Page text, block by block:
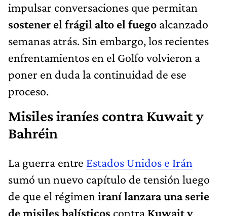
impulsar conversaciones que permitan
sostener el frágil alto el fuego alcanzado
semanas atrás. Sin embargo, los recientes
enfrentamientos en el Golfo volvieron a
poner en duda la continuidad de ese
proceso.
Misiles iraníes contra Kuwait y
Bahréin
La guerra entre Estados Unidos e Irán
sumó un nuevo capítulo de tensión luego
de que el régimen iraní lanzara una serie
de misiles balísticos contra Kuwait y